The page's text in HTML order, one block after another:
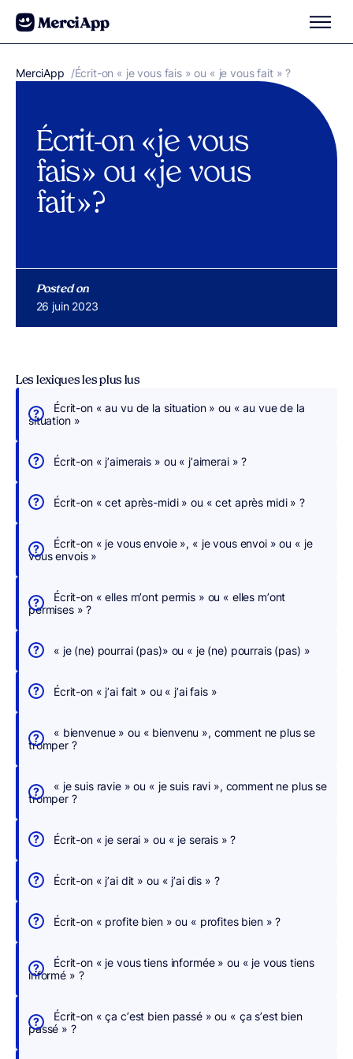
Aller au contenu
MerciApp correcteur orthographe
/Écrit-on « je vous fais » ou « je vous fait » ?
Écrit-on « je vous
fais » ou « je vous
fait » ?
Posted on
Publié le
26 juin 2023
É
r
i
v
e
s
s
h
r
h
e
,
n
u
c
r
i
g
o
Les lexiques les plus lus
Écrit-on « au vu de la situation » ou « au vue de la
situation »
Écrit-on « j’aimerais » ou « j’aimerai » ?
Écrit-on « cet après-midi » ou « cet après midi » ?
Écrit-on « je vous envoie », « je vous envoi » ou « je
vous envois »
Écrit-on « elles m’ont permis » ou « elles m’ont
permises » ?
« je (ne) pourrai (pas)» ou « je (ne) pourrais (pas) »
Écrit-on « j’ai fait » ou « j’ai fais »
« bienvenue » ou « bienvenu », comment ne plus se
tromper ?
« je suis ravie » ou « je suis ravi », comment ne plus se
tromper ?
Écrit-on « je serai » ou « je serais » ?
Écrit-on « j’ai dit » ou « j’ai dis » ?
Écrit-on « profite bien » ou « profites bien » ?
Écrit-on « je vous tiens informée » ou « je vous tiens
informé » ?
Écrit-on « ça c’est bien passé » ou « ça s’est bien
passé » ?